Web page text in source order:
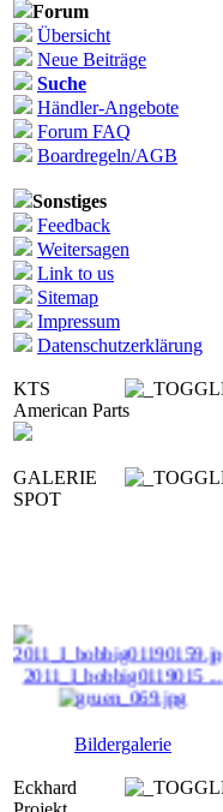
Forum
Übersicht
Neue Beiträge
Suche
Händler-Angebote
Forum FAQ
Boardregeln/AGB
Sonstiges
Feedback
Weitersagen
Link to us
Sitemap
Impressum
Datenschutzerklärung
KTS
American Parts
GALERIE
SPOT
2011_I_bobbig0119015 ...
gruen_069.jpg
ITA_50_14_90113.jpg
r_orlando_73.jpg
Bildergalerie
Eckhard